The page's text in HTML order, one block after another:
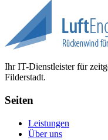
Ihr IT-Dienstleister für
Filderstadt.
Seiten
Leistungen
Über uns